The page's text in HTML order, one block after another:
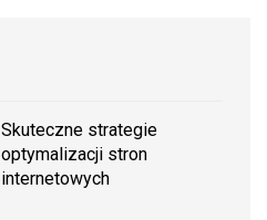
Skuteczne strategie
optymalizacji stron
internetowych